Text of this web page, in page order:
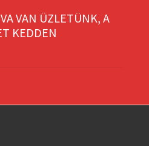
VAN ÜZLETÜNK, A
KEDDEN